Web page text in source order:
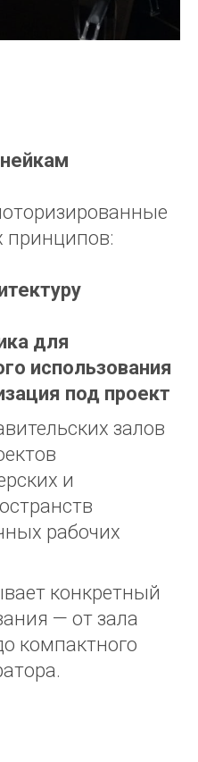
принципов:
для
использования
под проект
залов
и
рабочих
конкретный
— от зала
компактного